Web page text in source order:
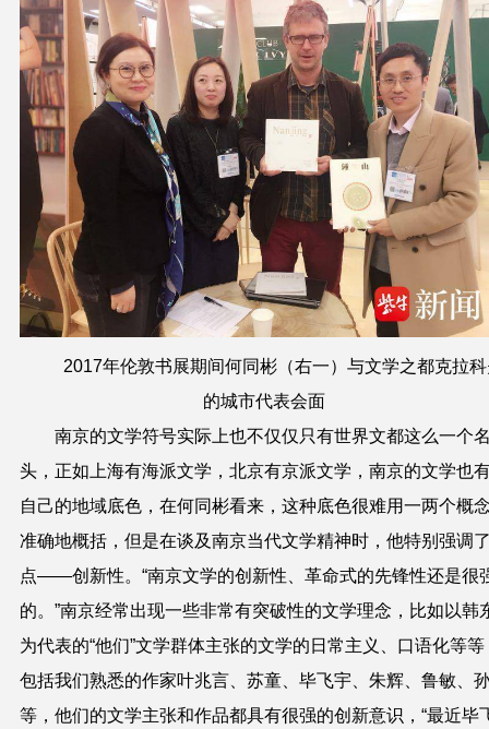
2017年伦敦书展期间何同彬（右一）与文学之都克拉
的城市代表会面
南京的文学符号实际上也不仅仅只有世界文都这么一个
头，正如上海有海派文学，北京有京派文学，南京的文学也
自己的地域底色，在何同彬看来，这种底色很难用一两个概
准确地概括，但是在谈及南京当代文学精神时，他特别强调
点——创新性。“南京文学的创新性、革命式的先锋性还是很
的。”南京经常出现一些非常有突破性的文学理念，比如以韩
为代表的“他们”文学群体主张的文学的日常主义、口语化等等
包括我们熟悉的作家叶兆言、苏童、毕飞宇、朱辉、鲁敏、
等，他们的文学主张和作品都具有很强的创新意识，“最近毕